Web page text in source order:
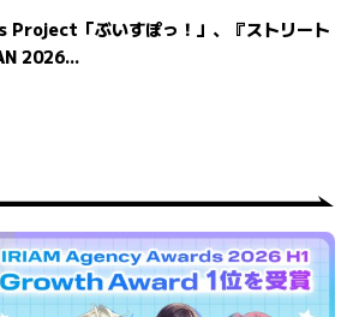
「ぶいすぽっ！」、『ストリート
2026...